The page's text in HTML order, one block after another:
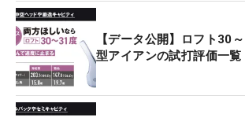
【データ公開】ロフト30
型アイアンの試打評価一覧